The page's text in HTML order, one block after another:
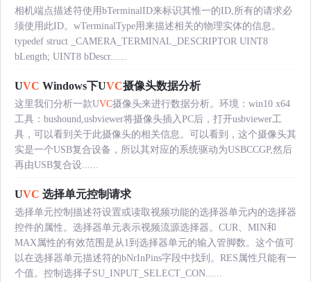
相机端点描述符使用bTerminalID来标识其惟一的ID,所有的请求必
须使用此ID。wTerminalType用来描述相关的物理实体的信息。
typedef struct _CAMERA_TERMINAL_DESCRIPTOR UINT8
bLength; UINT8 bDescr......
UVC Windows下UVC摄像头数据分析
这里我们分析一款UVC摄像头来进行数据分析。环境：win10 x64
工具：bushound,usbviewer将摄像头插入PC后，打开usbviewer工
具，可以看到关于此摄像头的相关信息。可以看到，这个摄像头其
实是一个USB复合设备，所以其对应的系统驱动为USBCCGP,然后
再由USB复合设......
UVC 选择单元控制请求
选择单元控制描述符设置或读取视频功能的选择器单元内的选择器
控件的属性。选择器单元表示视频流源选择器。CUR、MIN和
MAX属性的有效范围是从1到选择器单元的输入管脚数。这个值可
以在选择器单元描述符的bNrInPins字段中找到。RES属性只能有一
个值。控制选择子SU_INPUT_SELECT_CON......